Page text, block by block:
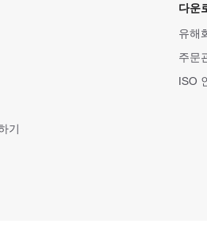
기
다운
유해
주문
ISO